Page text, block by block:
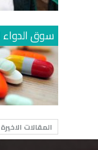
المقالات الاخيرة